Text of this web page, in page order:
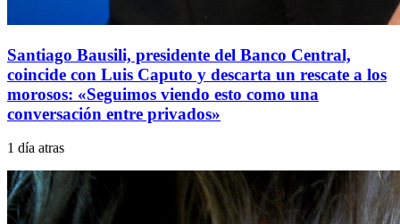
Santiago Bausili, presidente del Banco Central,
coincide con Luis Caputo y descarta un rescate a los
morosos: «Seguimos viendo esto como una
conversación entre privados»
1 día atras